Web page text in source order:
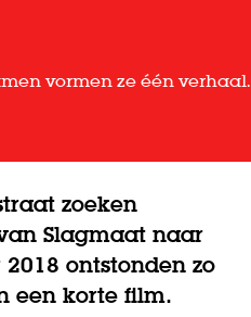
vormen ze één verhaal.
zoeken
Slagmaat naar
ontstonden zo
een korte film.